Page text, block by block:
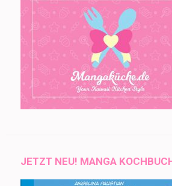
JETZT NEU! MANGA